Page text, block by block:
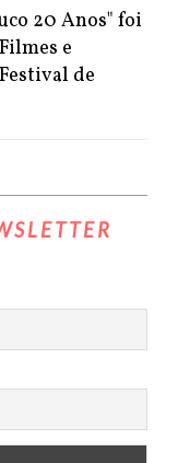
20 Anos" foi
e
de